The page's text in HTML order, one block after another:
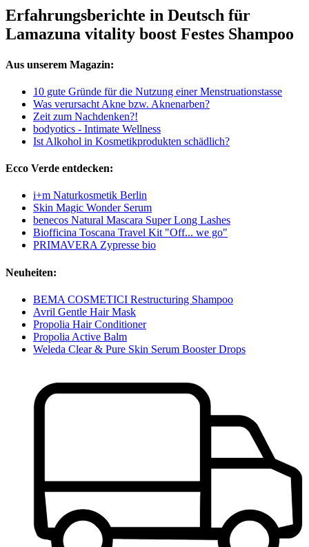
Erfahrungsberichte in Deutsch für
Lamazuna vitality boost Festes Shampoo
Aus unserem Magazin:
10 gute Gründe für die Nutzung einer Menstruationstasse
Was verursacht Akne bzw. Aknenarben?
Zeit zum Nachdenken?!
bodyotics - Intimate Wellness
Ist Alkohol in Kosmetikprodukten schädlich?
Ecco Verde entdecken:
i+m Naturkosmetik Berlin
Skin Magic Wonder Serum
benecos Natural Mascara Super Long Lashes
Biofficina Toscana Travel Kit "Off... we go"
PRIMAVERA Zypresse bio
Neuheiten:
BEMA COSMETICI Restructuring Shampoo
Avril Gentle Hair Mask
Propolia Hair Conditioner
Propolia Active Balm
Weleda Clear & Pure Skin Serum Booster Drops